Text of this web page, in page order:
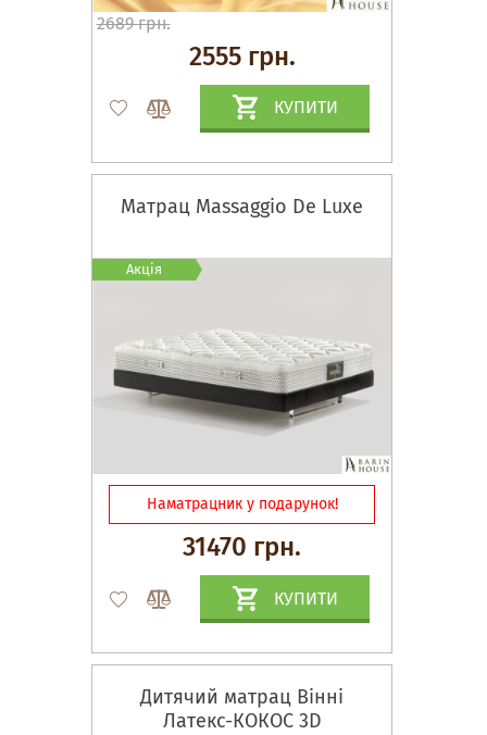
2689 грн.
2555 грн.
КУПИТИ
Матрац Massaggio De Luxe
Наматрацник у подарунок!
31470 грн.
КУПИТИ
Акція
Дитячий матрац Вінні
Латекс-КОКОС 3D